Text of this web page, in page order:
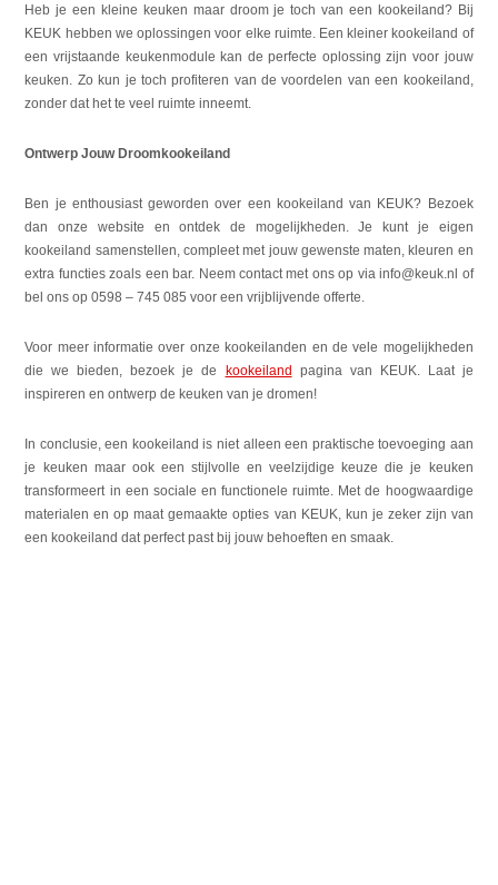
Heb je een kleine keuken maar droom je toch van een kookeiland? Bij
KEUK hebben we oplossingen voor elke ruimte. Een kleiner kookeiland of
een vrijstaande keukenmodule kan de perfecte oplossing zijn voor jouw
keuken. Zo kun je toch profiteren van de voordelen van een kookeiland,
zonder dat het te veel ruimte inneemt.
Ontwerp Jouw Droomkookeiland
Ben je enthousiast geworden over een kookeiland van KEUK? Bezoek
dan onze website en ontdek de mogelijkheden. Je kunt je eigen
kookeiland samenstellen, compleet met jouw gewenste maten, kleuren en
extra functies zoals een bar. Neem contact met ons op via info@keuk.nl of
bel ons op 0598 – 745 085 voor een vrijblijvende offerte.
Voor meer informatie over onze kookeilanden en de vele mogelijkheden
die we bieden, bezoek je de kookeiland pagina van KEUK. Laat je
inspireren en ontwerp de keuken van je dromen!
In conclusie, een kookeiland is niet alleen een praktische toevoeging aan
je keuken maar ook een stijlvolle en veelzijdige keuze die je keuken
transformeert in een sociale en functionele ruimte. Met de hoogwaardige
materialen en op maat gemaakte opties van KEUK, kun je zeker zijn van
een kookeiland dat perfect past bij jouw behoeften en smaak.